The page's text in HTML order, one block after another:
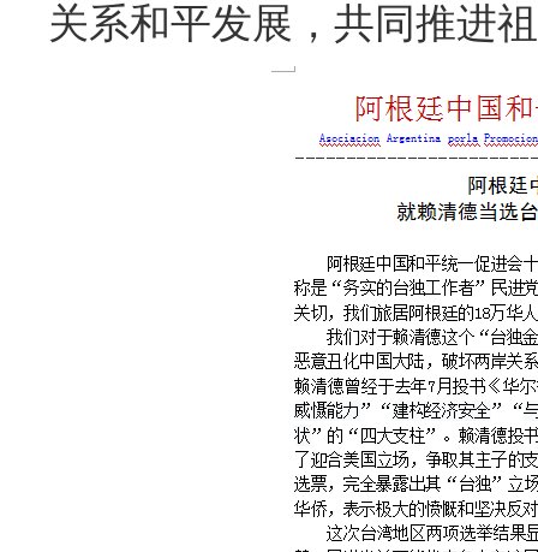
关系和平发展，共同推进